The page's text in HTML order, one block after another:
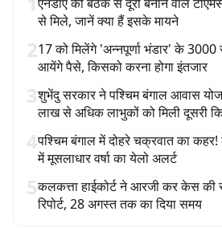
से मिले, जानें क्या हैं इसके मायने
217 को मिलेंगे 'अन्नपूर्णा भंडार' के
आयेंगे पैसे, किसको करना होगा इंतजार
3शुभेंदु सरकार ने पश्चिम बंगाल आवास
लाख से अधिक लाभुकों को मिली दूसरी
4पश्चिम बंगाल में दोहरे चक्रवात का
में मूसलाधार वर्षा का येलो अलर्ट
5कलकत्ता हाईकोर्ट ने आरजी कर केस की
रिपोर्ट, 28 अगस्त तक का दिया समय